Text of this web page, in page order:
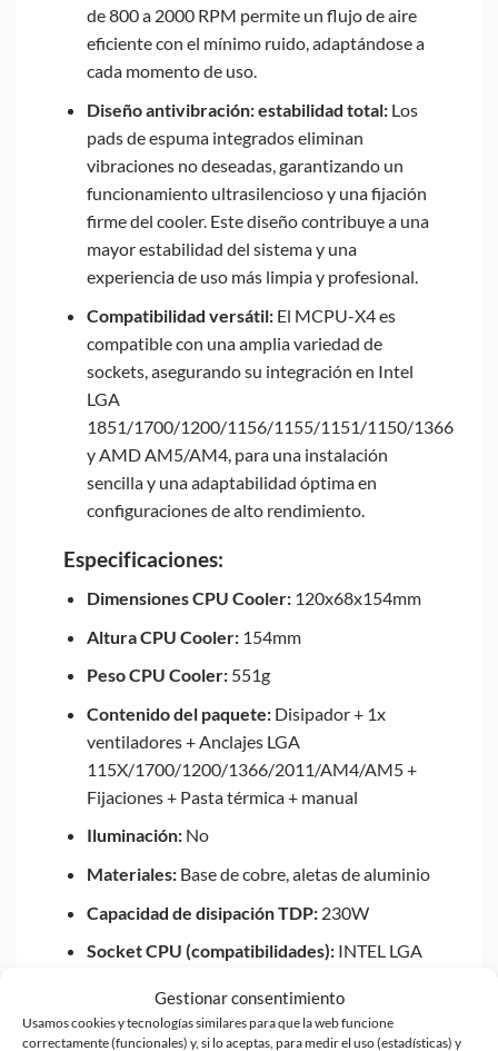
Gestionar consentimiento
Usamos cookies y tecnologías similares para que la web funcione
correctamente (funcionales) y, si lo aceptas, para medir el uso (estadísticas) y
de 800 a 2000 RPM permite un flujo de aire
eficiente con el mínimo ruido, adaptándose a
cada momento de uso.
Diseño antivibración: estabilidad total:Los
pads de espuma integrados eliminan
vibraciones no deseadas, garantizando un
funcionamiento ultrasilencioso y una fijación
firme del cooler. Este diseño contribuye a una
mayor estabilidad del sistema y una
experiencia de uso más limpia y profesional.
Compatibilidad versátil:El MCPU-X4 es
compatible con una amplia variedad de
sockets, asegurando su integración en Intel
LGA
1851/1700/1200/1156/1155/1151/1150/1366
y AMD AM5/AM4, para una instalación
sencilla y una adaptabilidad óptima en
configuraciones de alto rendimiento.
Especificaciones:
Dimensiones CPU Cooler:120x68x154mm
Altura CPU Cooler:154mm
Peso CPU Cooler:551g
Contenido del paquete:Disipador + 1x
ventiladores + Anclajes LGA
115X/1700/1200/1366/2011/AM4/AM5 +
Fijaciones + Pasta térmica + manual
Iluminación:No
Materiales:Base de cobre, aletas de aluminio
Capacidad de disipación TDP:230W
Socket CPU (compatibilidades):INTEL LGA
y AMD AM5/AM4
Tamaño ventilador:120x25mm